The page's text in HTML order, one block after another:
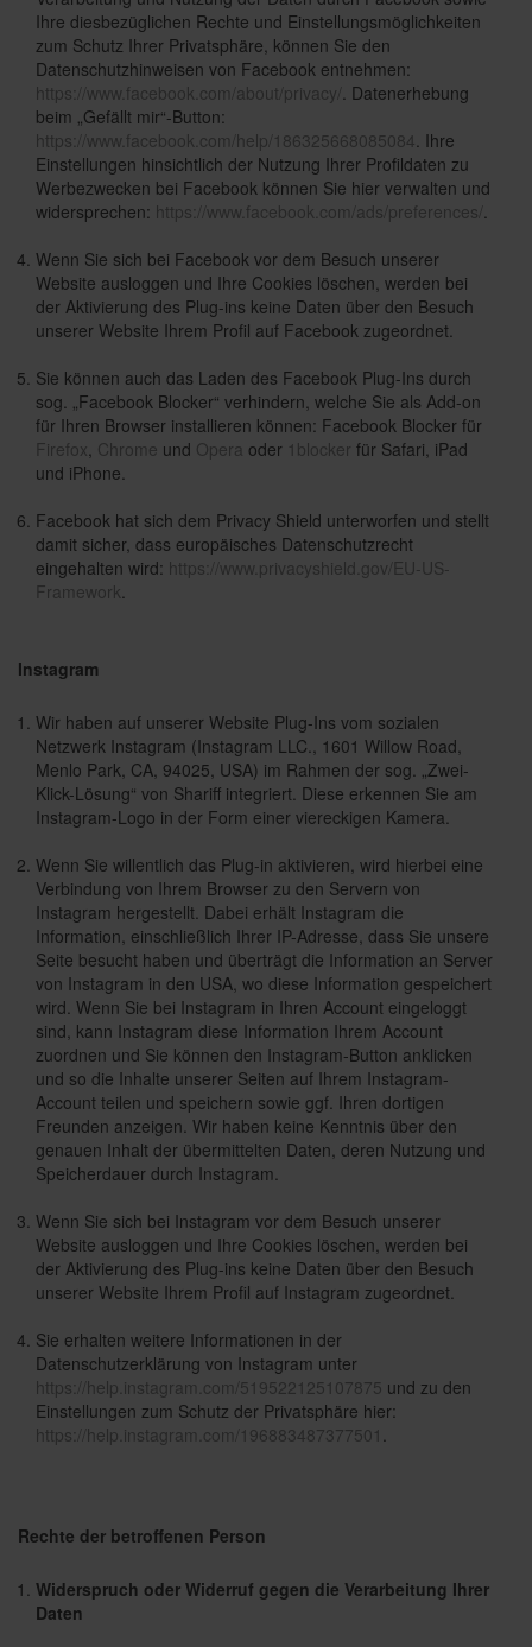
Ihre diesbezüglichen Rechte und Einstellungsmöglichkeiten
zum Schutz Ihrer Privatsphäre, können Sie den
Datenschutzhinweisen von Facebook entnehmen:
https://www.facebook.com/about/privacy/ . Datenerhebung
beim „Gefällt mir“-Button:
https://www.facebook.com/help/186325668085084. Ihre
Einstellungen hinsichtlich der Nutzung Ihrer Profildaten zu
Werbezwecken bei Facebook können Sie hier verwalten und
widersprechen: https://www.facebook.com/ads/preferences/ .
Wenn Sie sich bei Facebook vor dem Besuch unserer
Website ausloggen und Ihre Cookies löschen, werden bei
der Aktivierung des Plug-ins keine Daten über den Besuch
unserer Website Ihrem Profil auf Facebook zugeordnet.
Sie können auch das Laden des Facebook Plug-Ins durch
sog. „Facebook Blocker“ verhindern, welche Sie als Add-on
für Ihren Browser installieren können: Facebook Blocker für
Firefox, Chrome und Opera oder 1blocker für Safari, iPad
und iPhone.
Facebook hat sich dem Privacy Shield unterworfen und stellt
damit sicher, dass europäisches Datenschutzrecht
eingehalten wird: https://www.privacyshield.gov/EU-US-
Framework.
Instagram
Wir haben auf unserer Website Plug-Ins vom sozialen
Netzwerk Instagram (Instagram LLC., 1601 Willow Road,
Menlo Park, CA, 94025, USA) im Rahmen der sog. „Zwei-
Klick-Lösung“ von Shariff integriert. Diese erkennen Sie am
Instagram-Logo in der Form einer viereckigen Kamera.
Wenn Sie willentlich das Plug-in aktivieren, wird hierbei eine
Verbindung von Ihrem Browser zu den Servern von
Instagram hergestellt. Dabei erhält Instagram die
Information, einschließlich Ihrer IP-Adresse, dass Sie unsere
Seite besucht haben und überträgt die Information an Server
von Instagram in den USA, wo diese Information gespeichert
wird. Wenn Sie bei Instagram in Ihren Account eingeloggt
sind, kann Instagram diese Information Ihrem Account
zuordnen und Sie können den Instagram-Button anklicken
und so die Inhalte unserer Seiten auf Ihrem Instagram-
Account teilen und speichern sowie ggf. Ihren dortigen
Freunden anzeigen. Wir haben keine Kenntnis über den
genauen Inhalt der übermittelten Daten, deren Nutzung und
Speicherdauer durch Instagram.
Wenn Sie sich bei Instagram vor dem Besuch unserer
Website ausloggen und Ihre Cookies löschen, werden bei
der Aktivierung des Plug-ins keine Daten über den Besuch
unserer Website Ihrem Profil auf Instagram zugeordnet.
Sie erhalten weitere Informationen in der
Datenschutzerklärung von Instagram unter
https://help.instagram.com/519522125107875 und zu den
Einstellungen zum Schutz der Privatsphäre hier:
https://help.instagram.com/196883487377501 .
Rechte der betroffenen Person
Widerspruch oder Widerruf gegen die Verarbeitung Ihrer
Daten